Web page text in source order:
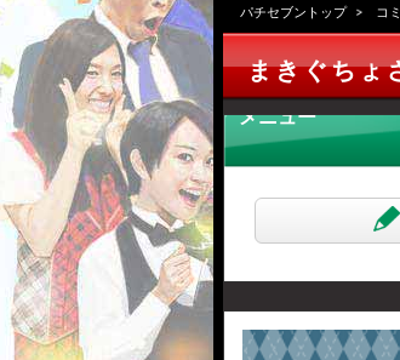
パチセブントップ コ
まきぐちょ
メニュー